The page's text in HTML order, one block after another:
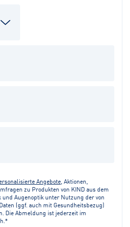
Angebote , Aktionen,
zu Produkten von KIND aus dem
und Augenoptik unter Nutzung der von
(ggf. auch mit Gesundheitsbezug)
Die Abmeldung ist jederzeit im